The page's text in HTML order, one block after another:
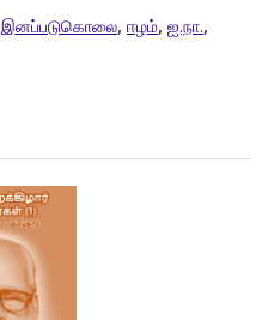
இனப்படுகொலை, ஈழம், ஐ.நா.,